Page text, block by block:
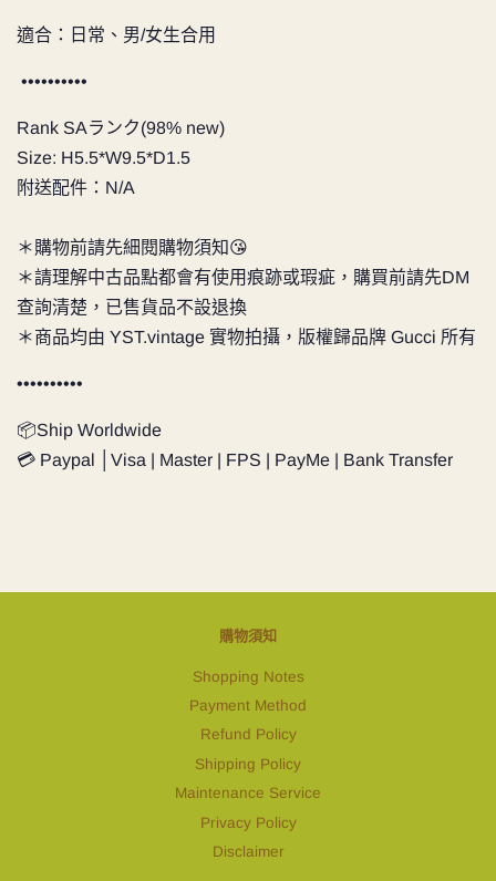
適合：日常、男/女生合用
••••••••••
Rank SAランク(98% new)
Size: H5.5*W9.5*D1.5
附送配件：N/A
＊購物前請先細閱購物須知😘
＊請理解中古品點都會有使用痕跡或瑕疵，購買前請先DM
查詢清楚，已售貨品不設退換
＊商品均由 YST.vintage 實物拍攝，版權歸品牌 Gucci 所有
••••••••••
📦Ship Worldwide
💳 Paypal │Visa | Master | FPS | PayMe | Bank Transfer
購物須知
Shopping Notes
Payment Method
Refund Policy
Shipping Policy
Maintenance Service
Privacy Policy
Disclaimer